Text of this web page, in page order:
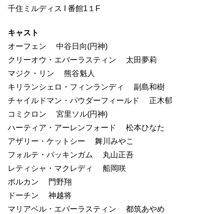
千住ミルディス I 番館1１F
キャスト
オーフェン 中谷日向(円神)
クリーオウ・エバーラスティン 太田夢莉
マジク・リン 熊谷魁人
キリランシェロ・フィンランディ 副島和樹
チャイルドマン・パウダーフィールド 正木郁
コミクロン 宮里ソル(円神)
ハーティア・アーレンフォード 松本ひなた
アザリー・ケットシー 舞川みやこ
フォルテ・パッキンガム 丸山正吾
レティシャ・マクレディ 船岡咲
ボルカン 門野翔
ドーチン 神越将
マリアベル・エバーラスティン 都筑あやめ